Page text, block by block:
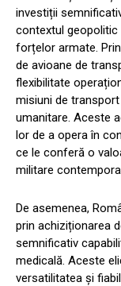
investiții
contextul
forțelor armate.
de avioane de
flexibilitate
misiuni de
umanitare. Aceste
lor de a opera în
ce le conferă o
militare
De asemenea,
prin achiziționarea
semnificativ
medicală. Aceste
versatilitatea și